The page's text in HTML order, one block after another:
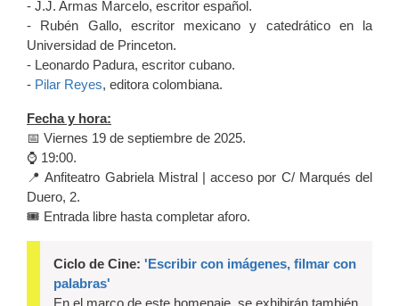
- J.J. Armas Marcelo, escritor español.
- Rubén Gallo, escritor mexicano y catedrático en la
Universidad de Princeton.
- Leonardo Padura, escritor cubano.
- Pilar Reyes, editora colombiana.
Fecha y hora:
📅 Viernes 19 de septiembre de 2025.
⌚️ 19:00.
📍 Anfiteatro Gabriela Mistral | acceso por C/ Marqués del
Duero, 2.
🎟️ Entrada libre hasta completar aforo.
Ciclo de Cine: 'Escribir con imágenes, filmar con
palabras'